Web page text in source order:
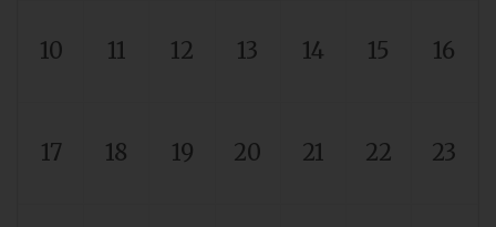
10 11 12 13 14 15 16
17 18 19 20 21 22 23